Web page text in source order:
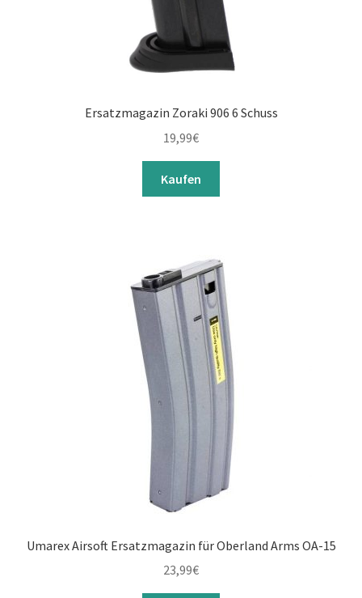
Ersatzmagazin Zoraki 906 6 Schuss
19,99€
Kaufen
Umarex Airsoft Ersatzmagazin für Oberland Arms OA-15
23,99€